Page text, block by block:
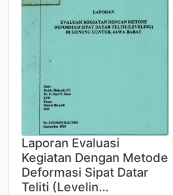
Laporan Evaluasi
Kegiatan Dengan Metode
Deformasi Sipat Datar
Teliti (Levelin…